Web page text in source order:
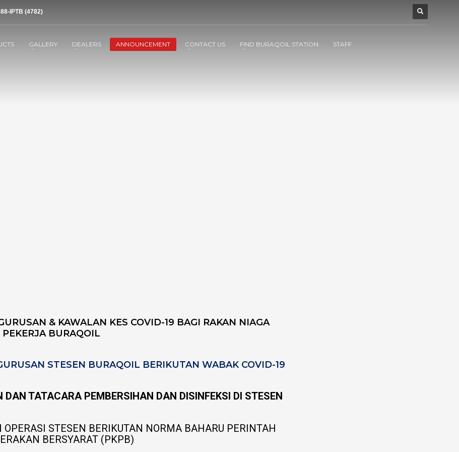
IPTB (4782)
GALLERY DEALERS ANNOUNCEMENT CONTACT US FIND BURAQOIL STATION STAFF
& KAWALAN KES COVID-19 BAGI RAKAN NIAGA
BURAQOIL
STESEN BURAQOIL BERIKUTAN WABAK COVID-19
DAN TATACARA PEMBERSIHAN DAN DISINFEKSI DI STESEN
OPERASI STESEN BERIKUTAN NORMA BAHARU PERINTAH
BERSYARAT (PKPB)